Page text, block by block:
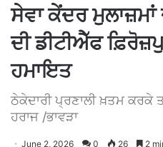
ਸੇਵਾ ਕੇਂਦਰ
ਦੀ ਡੀਟੀਐੱਫ
ਹਮਾਇਤ
ਠੇਕੇਦਾਰੀ ਪ੍ਰਣਾਲੀ ਖ਼ਤਮ ਕਰਕੇ
ਹਰਾਜ /ਭਾਵੜਾ
June 2, 2026 0 26 2